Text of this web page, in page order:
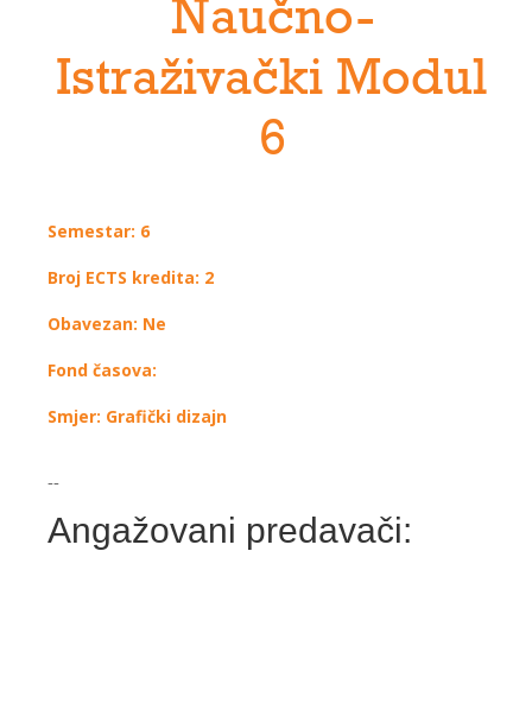
Naučno-
Istraživački Modul
6
Semestar: 6
Broj ECTS kredita: 2
Obavezan: Ne
Fond časova:
Smjer: Grafički dizajn
--
Angažovani predavači: